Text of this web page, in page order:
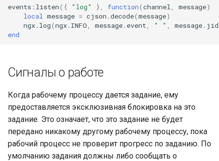
events : listen({ "log" }, function(channel message)
local
message = cjson .decode(message)
ngx. log(ngx. INFO message. event " " message. jid
end
Сигналы о работе
Когда рабочему процессу дается задание, ему
предоставляется эксклюзивная блокировка на это
задание. Это означает, что это задание не будет
передано никакому другому рабочему процессу, пока
рабочий процесс не проверит прогресс по заданию. По
умолчанию задания должны либо сообщать о